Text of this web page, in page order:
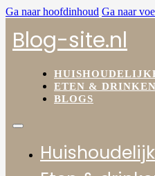
Ga naar hoofdinhoud Ga naar
Blog-site.nl
ETEN & DRINKEN
BLOGS